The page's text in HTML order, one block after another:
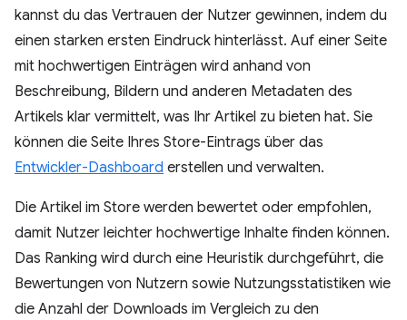
kannst du das Vertrauen der Nutzer gewinnen, indem du
einen starken ersten Eindruck hinterlässt. Auf einer Seite
mit hochwertigen Einträgen wird anhand von
Beschreibung, Bildern und anderen Metadaten des
Artikels klar vermittelt, was Ihr Artikel zu bieten hat. Sie
können die Seite Ihres Store-Eintrags über das
Entwickler-Dashboard erstellen und verwalten.
Die Artikel im Store werden bewertet oder empfohlen,
damit Nutzer leichter hochwertige Inhalte finden können.
Das Ranking wird durch eine Heuristik durchgeführt, die
Bewertungen von Nutzern sowie Nutzungsstatistiken wie
die Anzahl der Downloads im Vergleich zu den